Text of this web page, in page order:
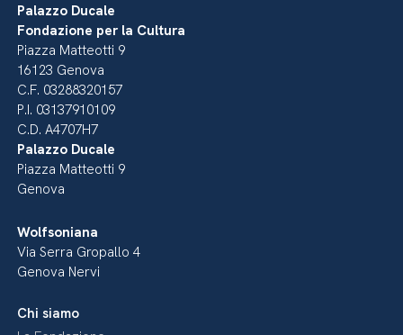
Palazzo Ducale
Fondazione per la Cultura
Piazza Matteotti 9
16123 Genova
C.F. 03288320157
P.I. 03137910109
C.D. A4707H7
Palazzo Ducale
Piazza Matteotti 9
Genova
Wolfsoniana
Via Serra Gropallo 4
Genova Nervi
Chi siamo